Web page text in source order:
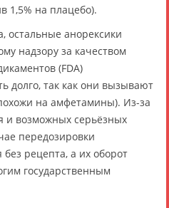
1,5% на плацебо).
остальные анорексики
надзору за качеством
(FDA)
долго, так как они вызывают
на амфетамины). Из-за
и возможных серьёзных
передозировки
рецепта, а их оборот
государственным